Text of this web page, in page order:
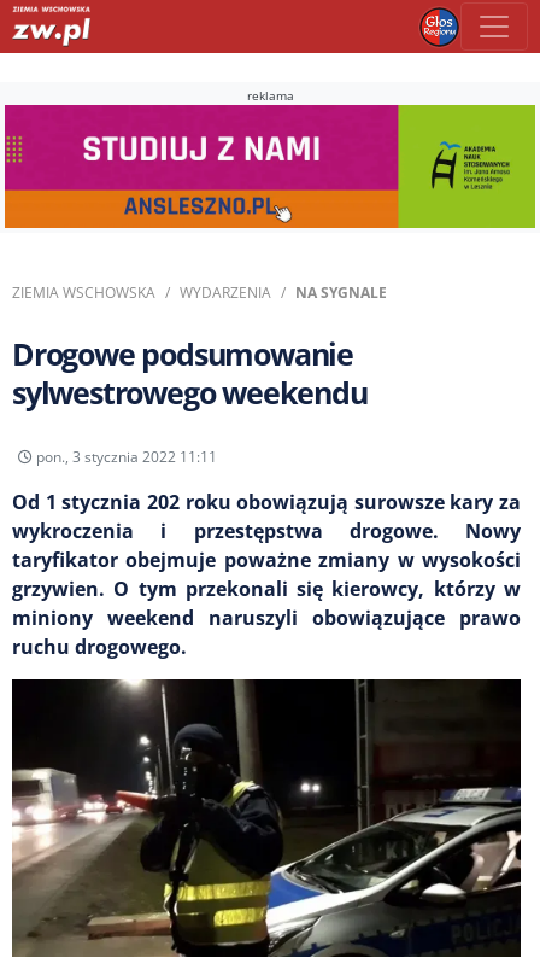
reklama
ZIEMIA WSCHOWSKA WYDARZENIA NA SYGNALE
Drogowe podsumowanie
sylwestrowego weekendu
pon., 3 stycznia 2022 11:11
Od 1 stycznia 202 roku obowiązują surowsze kary za
wykroczenia i przestępstwa drogowe. Nowy
taryfikator obejmuje poważne zmiany w wysokości
grzywien. O tym przekonali się kierowcy, którzy w
miniony weekend naruszyli obowiązujące prawo
ruchu drogowego.